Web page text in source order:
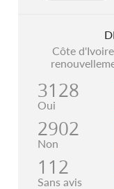
Côte
3128
Oui
2902
Non
112
Sans avis